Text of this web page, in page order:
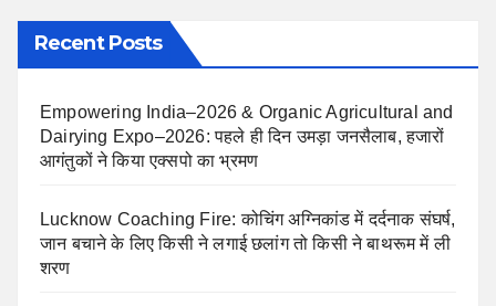
Recent Posts
Empowering India–2026 & Organic Agricultural and
Dairying Expo–2026: पहले ही दिन उमड़ा जनसैलाब, हजारों
आगंतुकों ने किया एक्सपो का भ्रमण
Lucknow Coaching Fire: कोचिंग अग्निकांड में दर्दनाक संघर्ष,
जान बचाने के लिए किसी ने लगाई छलांग तो किसी ने बाथरूम में ली
शरण